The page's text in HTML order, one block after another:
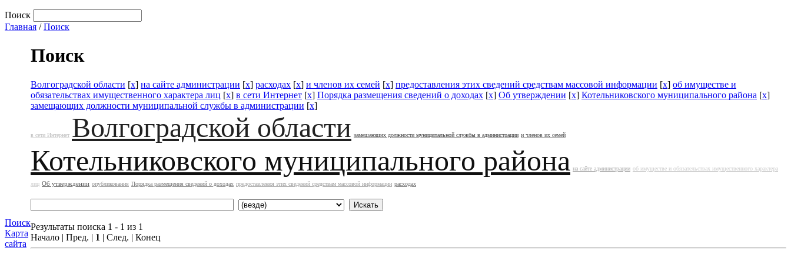
Поиск
Главная /Поиск
Поиск
Карта
сайта
Поиск
Волгоградской области [x] на сайте администрации [x] расходах [x] и членов их семей [x] предоставления этих сведений средствам массовой информации [x] об имуществе и
обязательствах имущественного характера лиц [x] в сети Интернет [x] Порядка размещения сведений о доходах [x] Об утверждении [x] Котельниковского муниципального района [x]
замещающих должности муниципальной службы в администрации [x]
в сети Интернет Волгоградской области замещающих должности муниципальной службы в администрации и членов их семей
Котельниковского муниципального района на сайте администрации об имуществе и обязательствах имущественного характера
лиц Об утверждении опубликования Порядка размещения сведений о доходах предоставления этих сведений средствам массовой информации расходах
Результаты поиска 1 - 1 из 1
Начало | Пред. | 1 | След. | Конец